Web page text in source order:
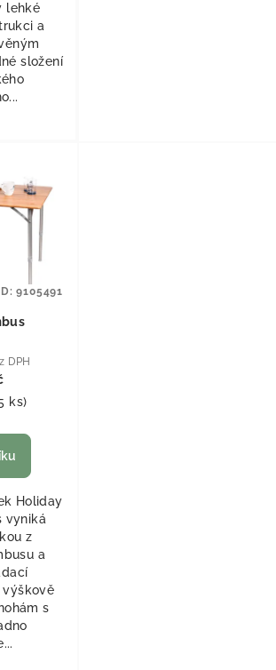
lehké
a
složení
DPH
ks)
Holiday
vyniká
z
a
výškově
s
9105491